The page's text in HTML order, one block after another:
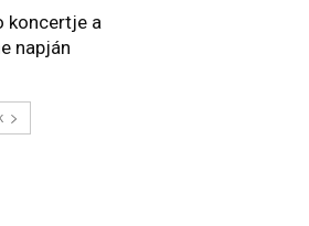
koncertje a
napján